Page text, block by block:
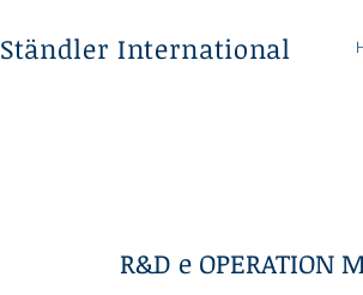
Ständler International
R&D e OPERATION